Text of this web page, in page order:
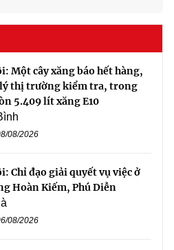
Một cây xăng báo hết hàng,
thị trường kiểm tra, trong
5.409 lít xăng E10
08/2026
Chỉ đạo giải quyết vụ việc ở
Hoàn Kiếm, Phú Diễn
08/2026